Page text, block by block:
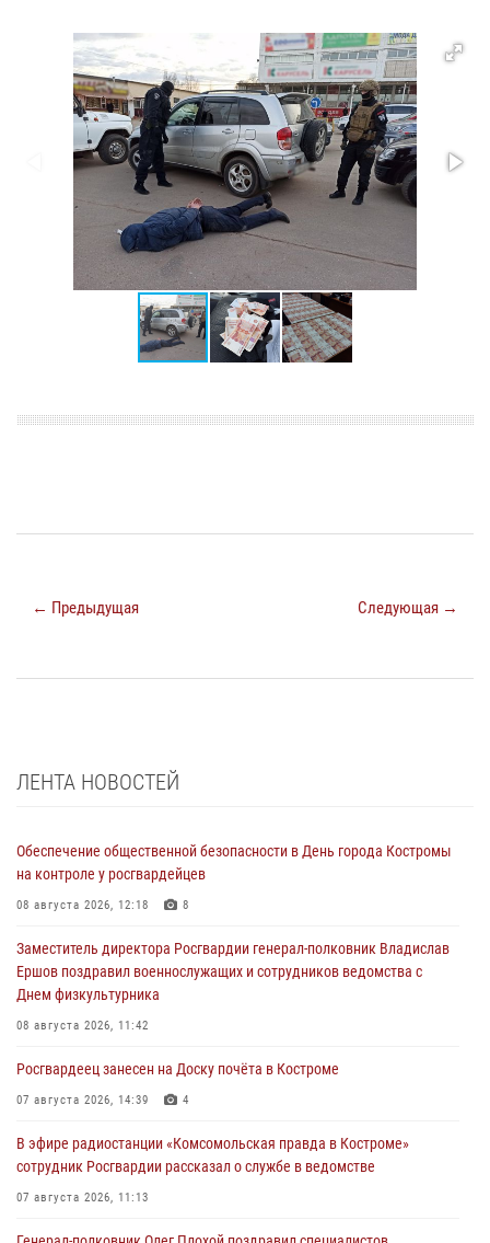
← Предыдущая Следующая →
ЛЕНТА НОВОСТЕЙ
Обеспечение общественной безопасности в День города Костромы
на контроле у росгвардейцев
08 августа 2026, 12:18 8
Заместитель директора Росгвардии генерал-полковник Владислав
Ершов поздравил военнослужащих и сотрудников ведомства с
Днем физкультурника
08 августа 2026, 11:42
Росгвардеец занесен на Доску почёта в Костроме
07 августа 2026, 14:39 4
В эфире радиостанции «Комсомольская правда в Костроме»
сотрудник Росгвардии рассказал о службе в ведомстве
07 августа 2026, 11:13